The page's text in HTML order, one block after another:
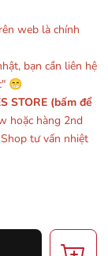
web là chính
bạn cần liên hệ
😁
STORE (bấm để
hoặc hàng 2nd
tư vấn nhiệt